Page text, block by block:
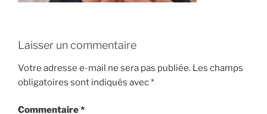
Laisser un commentaire
Votre adresse e-mail ne sera pas publiée. Les champs
obligatoires sont indiqués avec*
Commentaire*